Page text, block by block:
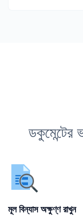
ডকুমেন্টের
মূল বিন্যাস অক্ষুণ্ণ রাখুন